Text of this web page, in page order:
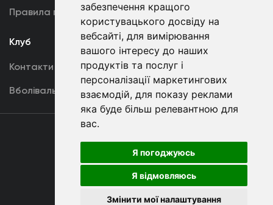
забезпечення кращого
користувацького досвіду на
вебсайті, для вимірювання
вашого інтересу до наших
продуктів та послуг і
персоналізації маркетингових
взаємодій, для показу реклами
яка буде більш релевантною для
вас.
Я погоджуюсь
Я відмовляюсь
Змінити мої налаштування
Правила поведінки U19
Клуб
Контакти
Вболівальникам
Угода
користувача
Copyright © ФК «Динамо» Київ